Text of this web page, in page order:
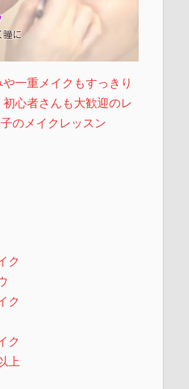
一重メイクもすっきり
心者さんも大歓迎のレ
のメイクレッスン
ク
ク
ク
上